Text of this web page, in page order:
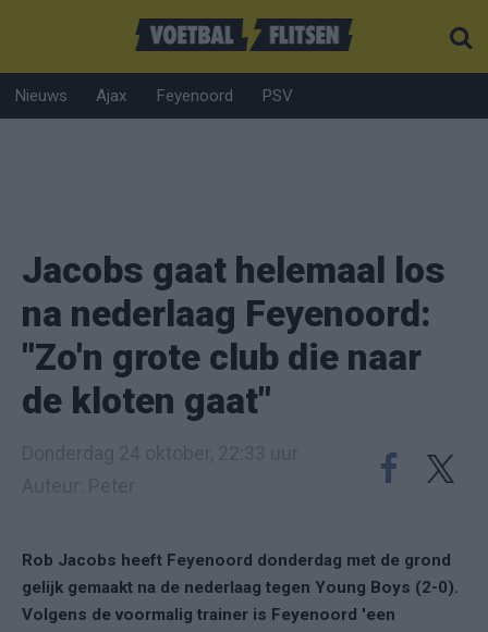
Nieuws Ajax Feyenoord PSV
Jacobs gaat helemaal los
na nederlaag Feyenoord:
"Zo'n grote club die naar
de kloten gaat"
Rob Jacobs heeft Feyenoord donderdag met de grond
gelijk gemaakt na de nederlaag tegen Young Boys (2-0).
Volgens de voormalig trainer is Feyenoord 'een